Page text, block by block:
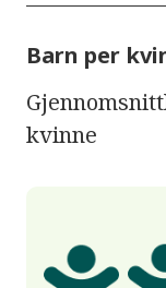
Barn per
kvinne